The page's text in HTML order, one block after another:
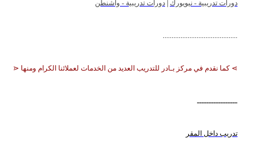
دورات تدريبية - نيويورك | دورات تدريبية - واشنطن
⋗ كما نقدم في مركز بـادر للتدريب العديد من الخدمات لعملائنا الكرام ومنها ⋖
تدريب داخل المقر